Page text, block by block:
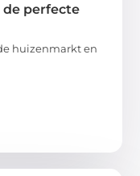
de perfecte
huizenmarkt en